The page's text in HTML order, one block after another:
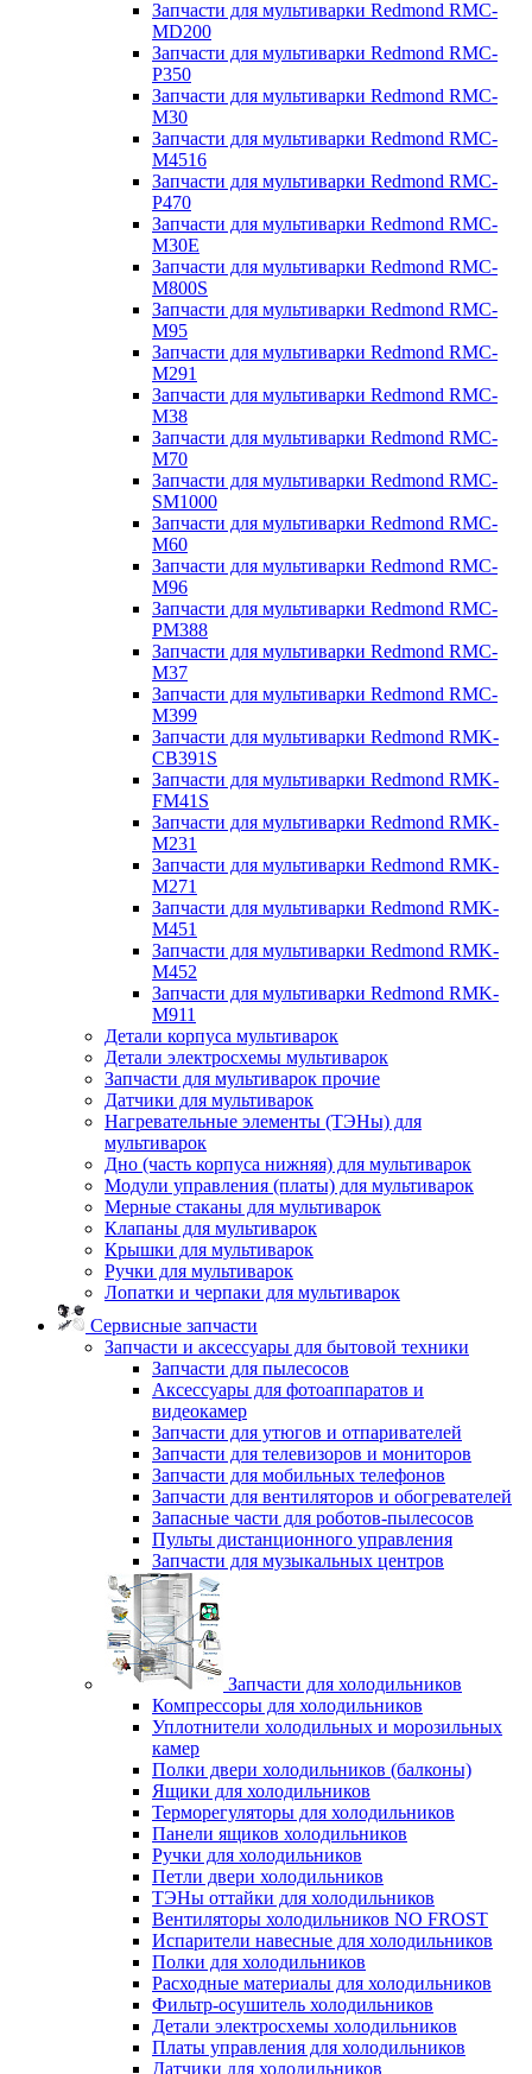
Запчасти для мультиварки Redmond RMC-
MD200
Запчасти для мультиварки Redmond RMC-
P350
Запчасти для мультиварки Redmond RMC-
M30
Запчасти для мультиварки Redmond RMC-
M4516
Запчасти для мультиварки Redmond RMC-
P470
Запчасти для мультиварки Redmond RMC-
M30E
Запчасти для мультиварки Redmond RMC-
M800S
Запчасти для мультиварки Redmond RMC-
M95
Запчасти для мультиварки Redmond RMC-
M291
Запчасти для мультиварки Redmond RMC-
M38
Запчасти для мультиварки Redmond RMC-
M70
Запчасти для мультиварки Redmond RMC-
SM1000
Запчасти для мультиварки Redmond RMC-
M60
Запчасти для мультиварки Redmond RMC-
M96
Запчасти для мультиварки Redmond RMC-
PM388
Запчасти для мультиварки Redmond RMC-
M37
Запчасти для мультиварки Redmond RMC-
M399
Запчасти для мультиварки Redmond RMK-
CB391S
Запчасти для мультиварки Redmond RMK-
FM41S
Запчасти для мультиварки Redmond RMK-
M231
Запчасти для мультиварки Redmond RMK-
M271
Запчасти для мультиварки Redmond RMK-
M451
Запчасти для мультиварки Redmond RMK-
M452
Запчасти для мультиварки Redmond RMK-
M911
Детали корпуса мультиварок
Детали электросхемы мультиварок
Запчасти для мультиварок прочие
Датчики для мультиварок
Нагревательные элементы (ТЭНы) для
мультиварок
Дно (часть корпуса нижняя) для мультиварок
Модули управления (платы) для мультиварок
Мерные стаканы для мультиварок
Клапаны для мультиварок
Крышки для мультиварок
Ручки для мультиварок
Лопатки и черпаки для мультиварок
Сервисные запчасти
Запчасти и аксессуары для бытовой техники
Запчасти для пылесосов
Аксессуары для фотоаппаратов и
видеокамер
Запчасти для утюгов и отпаривателей
Запчасти для телевизоров и мониторов
Запчасти для мобильных телефонов
Запчасти для вентиляторов и обогревателей
Запасные части для роботов-пылесосов
Пульты дистанционного управления
Запчасти для музыкальных центров
Запчасти для холодильников
Компрессоры для холодильников
Уплотнители холодильных и морозильных
камер
Полки двери холодильников (балконы)
Ящики для холодильников
Терморегуляторы для холодильников
Панели ящиков холодильников
Ручки для холодильников
Петли двери холодильников
ТЭНы оттайки для холодильников
Вентиляторы холодильников NO FROST
Испарители навесные для холодильников
Полки для холодильников
Расходные материалы для холодильников
Фильтр-осушитель холодильников
Детали электросхемы холодильников
Платы управления для холодильников
Датчики для холодильников